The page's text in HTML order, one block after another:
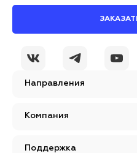
конфиденциальности
Направления
Компания
Поддержка